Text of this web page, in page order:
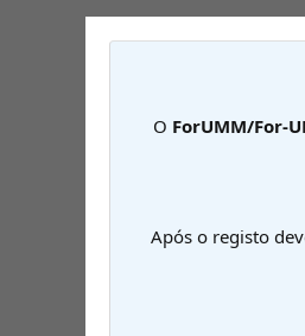
O ForUMM/For-
Após o registo